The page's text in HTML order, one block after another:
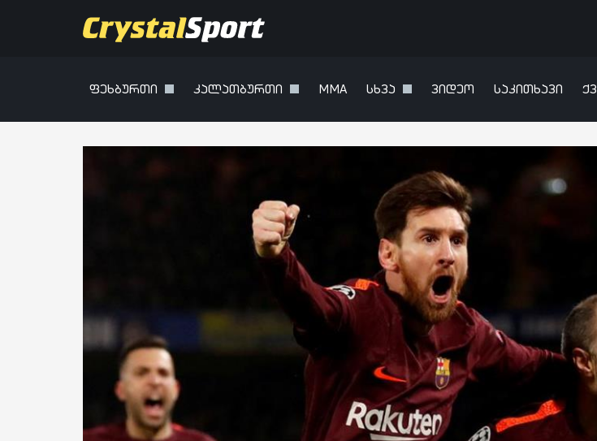
ფეხბურთი კალათბურთი MMA სხვა ვიდეო საკითხავი